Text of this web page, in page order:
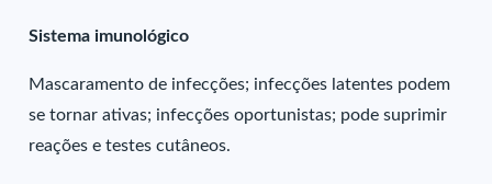
Sistema imunológico
Mascaramento de infecções; infecções latentes podem
se tornar ativas; infecções oportunistas; pode suprimir
reações e testes cutâneos.